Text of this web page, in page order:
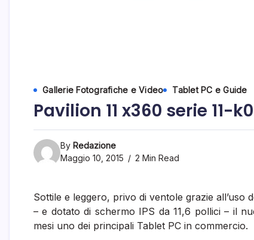
Gallerie Fotografiche e Video Tablet PC e Guide
Pavilion 11 x360 serie
By Redazione
Maggio 10, 2015
2 Min Read
Sottile e leggero, privo di ventole grazie
– e dotato di schermo IPS da 11,6 pollici – il
mesi uno dei principali Tablet PC in commercio.